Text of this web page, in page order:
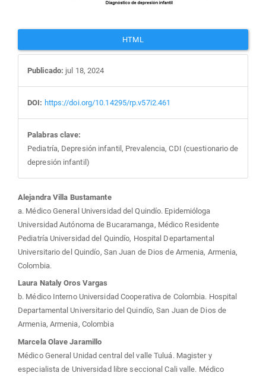
HTML
Publicado: jul 18, 2024
DOI: https://doi.org/10.14295/rp.v57i2.461
Palabras clave:
Pediatría, Depresión infantil, Prevalencia, CDI (cuestionario de
depresión infantil)
Contenido
principal
del
artículo
Alejandra Villa Bustamante
a. Médico General Universidad del Quindío. Epidemióloga
Universidad Autónoma de Bucaramanga, Médico Residente
Pediatría Universidad del Quindío, Hospital Departamental
Universitario del Quindío, San Juan de Dios de Armenia, Armenia,
Colombia.
Laura Nataly Oros Vargas
b. Médico Interno Universidad Cooperativa de Colombia. Hospital
Departamental Universitario del Quindío, San Juan de Dios de
Armenia, Armenia, Colombia
Marcela Olave Jaramillo
Médico General Unidad central del valle Tuluá. Magister y
especialista de Universidad libre seccional Cali valle. Médico